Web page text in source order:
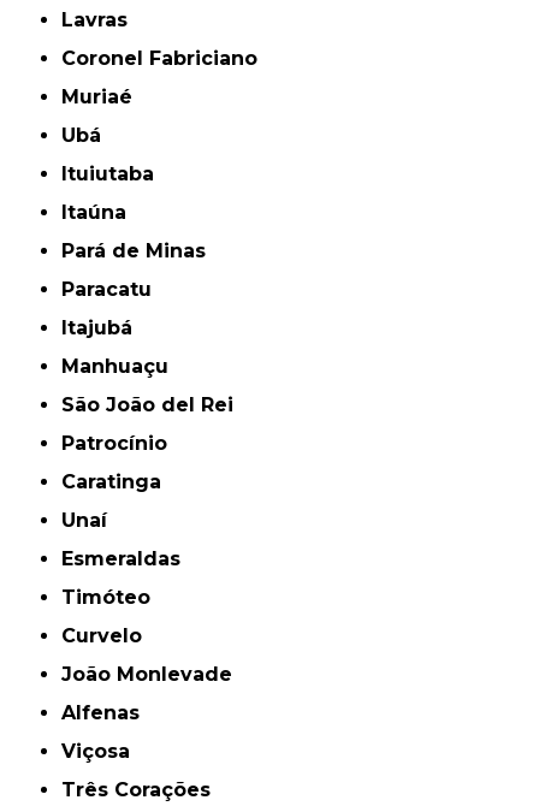
Lavras
Coronel Fabriciano
Muriaé
Ubá
Ituiutaba
Itaúna
Pará de Minas
Paracatu
Itajubá
Manhuaçu
São João del Rei
Patrocínio
Caratinga
Unaí
Esmeraldas
Timóteo
Curvelo
João Monlevade
Alfenas
Viçosa
Três Corações